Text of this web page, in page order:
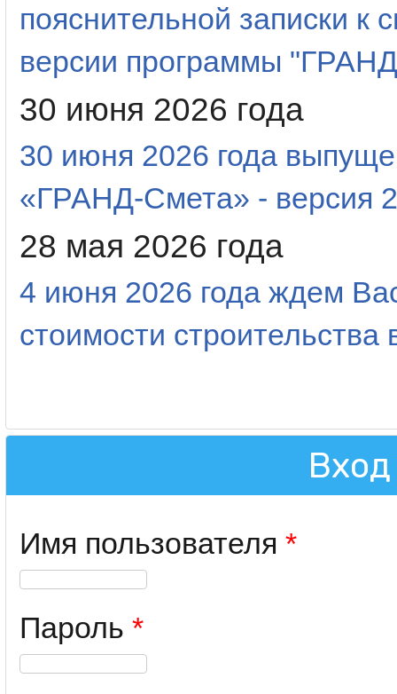
пояснительной записки к
версии программы
30 июня 2026 года
30 июня 2026 года
«ГРАНД-Смета» - версия
28 мая 2026 года
4 июня 2026 года ждем
стоимости строительства
Имя пользователя *
Пароль *